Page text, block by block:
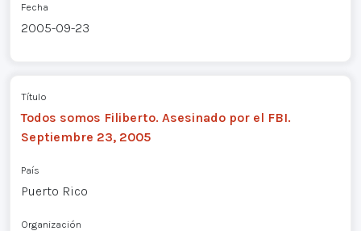
Fecha
2005-09-23
Título
Todos somos Filiberto. Asesinado por el FBI.
Septiembre 23, 2005
País
Puerto Rico
Organización